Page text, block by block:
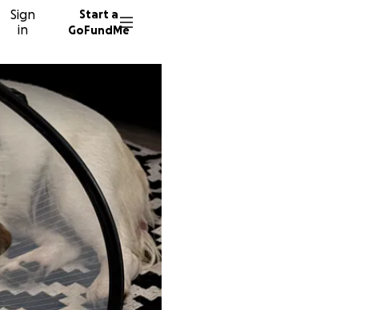
Sign
in
Start a
GoFundMe